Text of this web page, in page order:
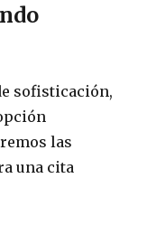
sofisticación,
las
una cita